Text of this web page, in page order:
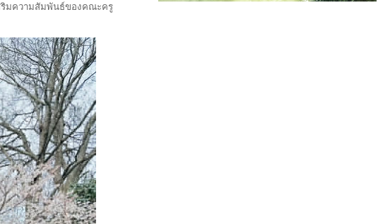
ริมความสัมพันธ์ของคณะครู